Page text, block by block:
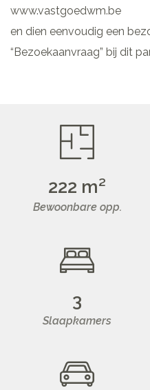
www.vastgoedwm.be
en dien eenvoudig een
“Bezoekaanvraag” bij dit
222 m²
Bewoonbare opp.
3
Slaapkamers